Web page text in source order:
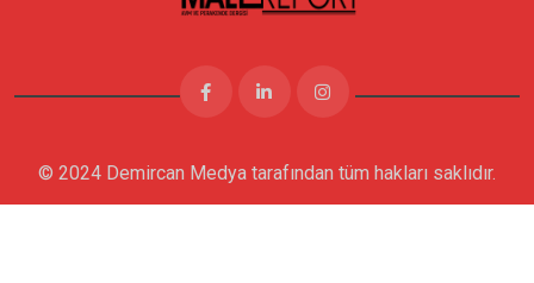
© 2024 Demircan Medya tarafından tüm hakları saklıdır.